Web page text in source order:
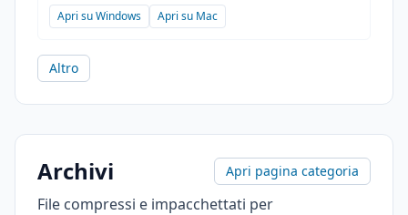
Apri su Windows
Apri su Mac
Altro
Archivi Apri pagina categoria
File compressi e impacchettati per